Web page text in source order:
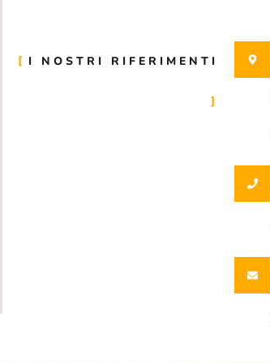
I NOSTRI RIFERIMENTI